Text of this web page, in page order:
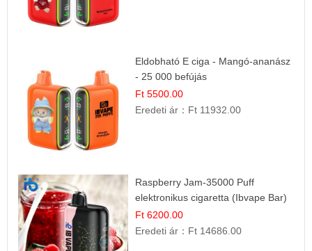
Eldobható E ciga - Mangó-ananász
- 25 000 befújás
Ft 5500.00
Eredeti ár： Ft 11932.00
Raspberry Jam-35000 Puff
elektronikus cigaretta (Ibvape Bar)
Ft 6200.00
Eredeti ár： Ft 14686.00